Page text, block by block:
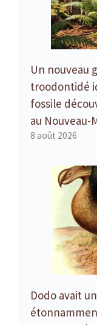
Un nouveau
troodontidé
fossile
au Nouveau-
8 août 2026
Dodo avait